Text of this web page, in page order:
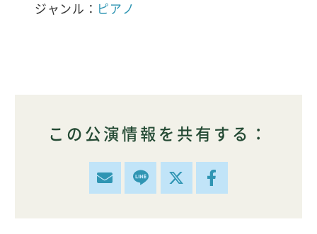
ジャンル： ピアノ
この公演情報を共有する：